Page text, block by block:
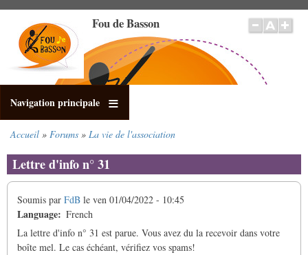
contenu
principal
Fou de Basson
Navigation principale
d'Ariane
Accueil Forums La vie de l'association
Lettre d'info n° 31
Soumis par FdB le ven 01/04/2022 - 10:45
Language
French
La lettre d'info n° 31 est parue. Vous avez du la recevoir dans votre
boîte mel. Le cas échéant, vérifiez vos spams!